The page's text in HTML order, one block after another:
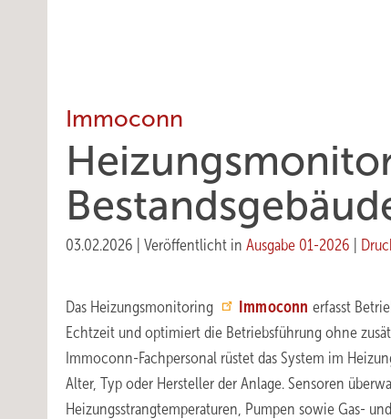
Immoconn
03.02.2026 Veröffentlicht in Ausgabe 01-2026
Das Heizungsmonitoring Immoconn erfasst
Echtzeit und optimiert die Betriebsführung ohne
Immoconn-Fachpersonal rüstet das System im
Alter, Typ oder Hersteller der Anlage. Sensoren
Heizungsstrangtemperaturen, Pumpen sowie Gas-